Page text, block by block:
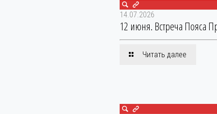
14.07.2026
12 июня. Встреча Пояса
Читать далее